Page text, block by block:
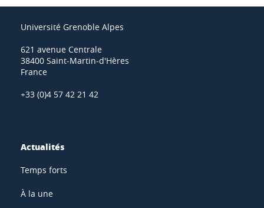
Université Grenoble Alpes
621 avenue Centrale
38400 Saint-Martin-d'Hères
France
+33 (0)4 57 42 21 42
Actualités
Temps forts
À la une